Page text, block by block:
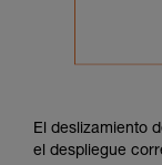
El deslizamiento
el despliegue